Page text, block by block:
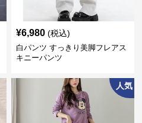
¥6,980 (税込)
白パンツ すっきり美脚フレアス
キニーパンツ
人気